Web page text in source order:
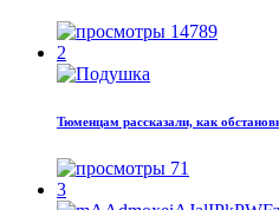
14789
2
Тюменцам рассказали, как
71
3